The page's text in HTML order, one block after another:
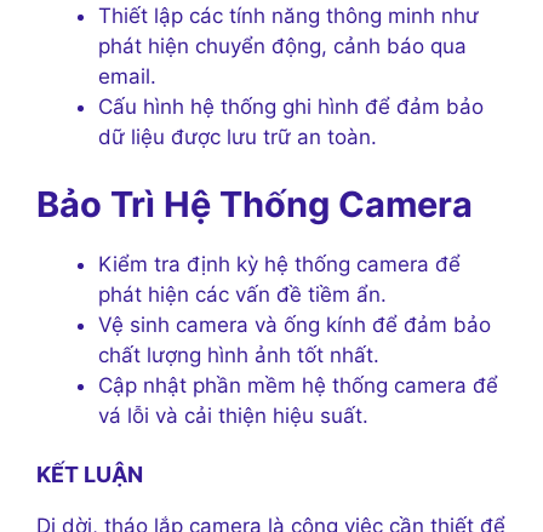
Thiết lập các tính năng thông minh như
phát hiện chuyển động, cảnh báo qua
email.
Cấu hình hệ thống ghi hình để đảm bảo
dữ liệu được lưu trữ an toàn.
Bảo Trì Hệ Thống Camera
Kiểm tra định kỳ hệ thống camera để
phát hiện các vấn đề tiềm ẩn.
Vệ sinh camera và ống kính để đảm bảo
chất lượng hình ảnh tốt nhất.
Cập nhật phần mềm hệ thống camera để
vá lỗi và cải thiện hiệu suất.
KẾT LUẬN
Di dời, tháo lắp camera là công việc cần thiết để